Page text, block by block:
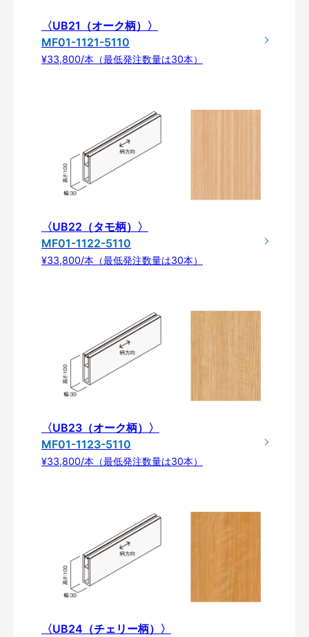
〈UB21（オーク柄）〉
MF01-1121-5110
¥33,800/本（最低発注数量は30本）
〈UB22（タモ柄）〉
MF01-1122-5110
¥33,800/本（最低発注数量は30本）
〈UB23（オーク柄）〉
MF01-1123-5110
¥33,800/本（最低発注数量は30本）
〈UB24（チェリー柄）〉